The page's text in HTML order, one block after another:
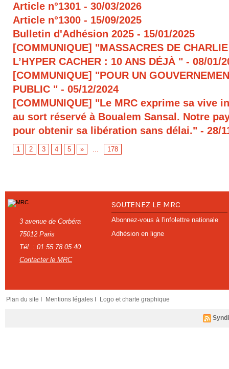
Article n°1301 - 30/03/2026
Article n°1300 - 15/09/2025
Bulletin d'Adhésion 2025 - 15/01/2025
[COMMUNIQUE] "MASSACRES DE
L’HYPER CACHER : 10 ANS DÉJÀ " - 08/01/
[COMMUNIQUE] "POUR UN
PUBLIC " - 05/12/2024
[COMMUNIQUE] "Le MRC exprime sa vive
au sort réservé à Boualem Sansal. Notre
pour obtenir sa libération sans délai." - 28/
1 2 3 4 5 » ... 178
3 avenue de Corbéra
75012 Paris
Tél. : 01 55 78 05 40
Contacter le MRC
SOUTENEZ LE MRC
Abonnez-vous à l'infolettre nationale
Adhésion en ligne
Plan du site I Mentions légales I Logo et charte graphique